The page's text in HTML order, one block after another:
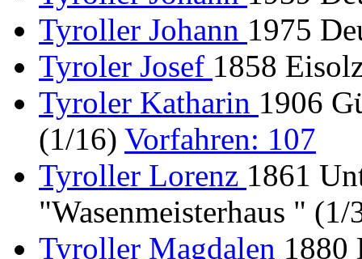
Tyroller Johann 1975
Tyroler Josef 1858
Tyroler Katharin 1906
(1/16) Vorfahren: 107
Tyroller Lorenz 1861
"Wasenmeisterhaus " (1/
Tyroller Magdalen 1880